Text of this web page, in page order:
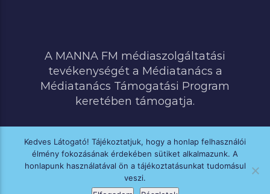
A MANNA FM médiaszolgáltatási
tevékenységét a Médiatanács a
Médiatanács Támogatási Program
keretében támogatja.
MINDEN JOG FENNTARTVA © 2020 MANNA FM
Kedves Látogató! Tájékoztatjuk, hogy a honlap felhasználói
élmény fokozásának érdekében sütiket alkalmazunk. A
honlapunk használatával ön a tájékoztatásunkat tudomásul
veszi.